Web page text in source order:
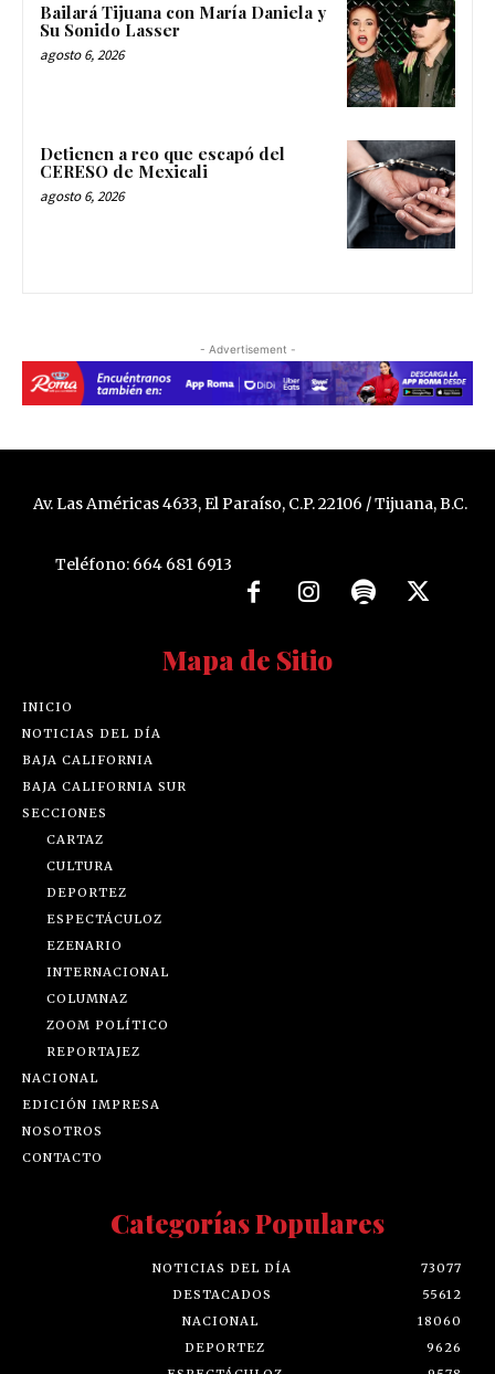
Bailará Tijuana con María Daniela y
Su Sonido Lasser
agosto 6, 2026
Detienen a reo que escapó del
CERESO de Mexicali
agosto 6, 2026
- Advertisement -
Av. Las Américas 4633, El Paraíso, C.P. 22106 / Tijuana, B.C.
Teléfono: 664 681 6913
Mapa de Sitio
INICIO
NOTICIAS DEL DÍA
BAJA CALIFORNIA
BAJA CALIFORNIA SUR
SECCIONES
CARTAZ
CULTURA
DEPORTEZ
ESPECTÁCULOZ
EZENARIO
INTERNACIONAL
COLUMNAZ
ZOOM POLÍTICO
REPORTAJEZ
NACIONAL
EDICIÓN IMPRESA
NOSOTROS
CONTACTO
Categorías Populares
NOTICIAS DEL DÍA
73077
DESTACADOS
55612
NACIONAL
18060
DEPORTEZ
9626